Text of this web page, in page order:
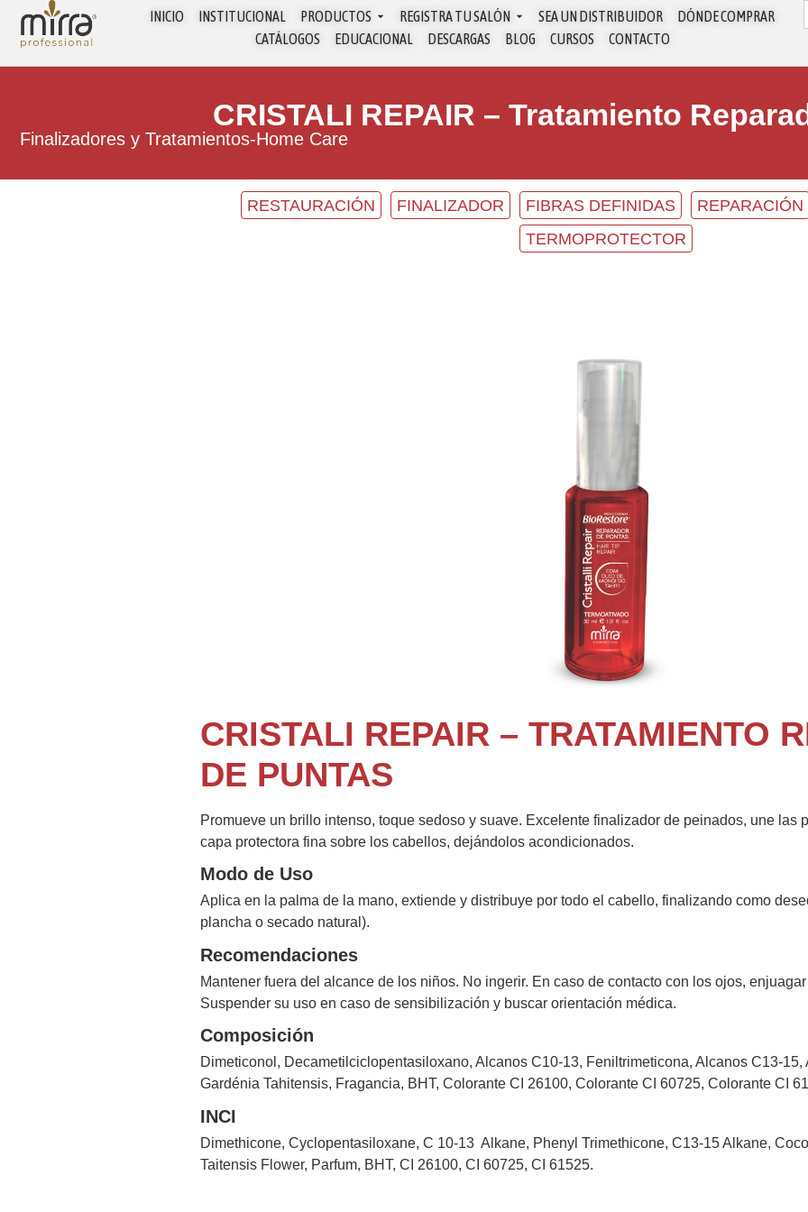
INICIO INSTITUCIONAL PRODUCTOS REGISTRA TU SALÓN SEA UN DISTRIBUIDOR
DÓNDE COMPRAR
CATÁLOGOS
EDUCACIONAL DESCARGAS BLOG CURSOS CONTACTO
CRISTALI REPAIR – Tratamiento
Finalizadores y Tratamientos-Home Care
RESTAURACIÓN FINALIZADOR FIBRAS DEFINIDAS REPARACIÓN
TERMOPROTECTOR
CRISTALI REPAIR – TRATAMIENTO
DE PUNTAS
Promueve un brillo intenso, toque sedoso y suave. Excelente finalizador de peinados, une las
capa protectora fina sobre los cabellos, dejándolos acondicionados.
Modo de Uso
Aplica en la palma de la mano, extiende y distribuye por todo el cabello, finalizando como
plancha o secado natural).
Recomendaciones
Mantener fuera del alcance de los niños. No ingerir. En caso de contacto con los ojos,
Suspender su uso en caso de sensibilización y buscar orientación médica.
Composición
Dimeticonol, Decametilciclopentasiloxano, Alcanos C10-13, Feniltrimeticona, Alcanos C13-15,
Gardénia Tahitensis, Fragancia, BHT, Colorante CI 26100, Colorante CI 60725, Colorante CI
INCI
Dimethicone, Cyclopentasiloxane, C 10-13 Alkane, Phenyl Trimethicone, C13-15 Alkane,
Taitensis Flower, Parfum, BHT, CI 26100, CI 60725, CI 61525.